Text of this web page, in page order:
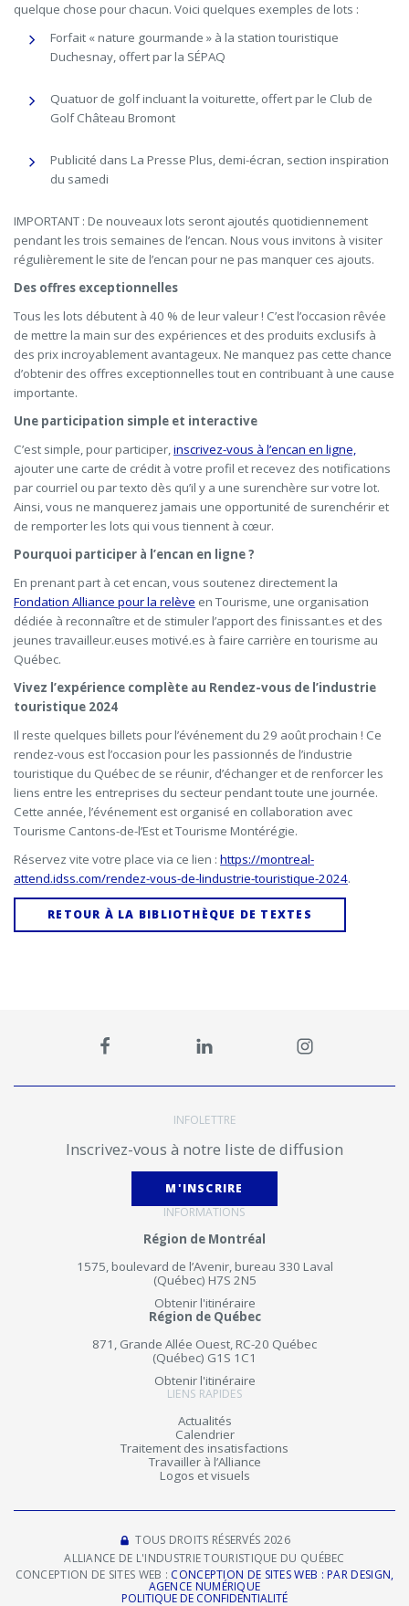
quelque chose pour chacun. Voici quelques exemples de lots :
Forfait « nature gourmande » à la station touristique
Duchesnay, offert par la SÉPAQ
Quatuor de golf incluant la voiturette, offert par le Club de
Golf Château Bromont
Publicité dans La Presse Plus, demi-écran, section inspiration
du samedi
IMPORTANT : De nouveaux lots seront ajoutés quotidiennement
pendant les trois semaines de l’encan. Nous vous invitons à visiter
régulièrement le site de l’encan pour ne pas manquer ces ajouts.
Des offres exceptionnelles
Tous les lots débutent à 40 % de leur valeur ! C’est l’occasion rêvée
de mettre la main sur des expériences et des produits exclusifs à
des prix incroyablement avantageux. Ne manquez pas cette chance
d’obtenir des offres exceptionnelles tout en contribuant à une cause
importante.
Une participation simple et interactive
C’est simple, pour participer,inscrivez-vous à l’encan en ligne,
ajouter une carte de crédit à votre profil et recevez des notifications
par courriel ou par texto dès qu’il y a une surenchère sur votre lot.
Ainsi, vous ne manquerez jamais une opportunité de surenchérir et
de remporter les lots qui vous tiennent à cœur.
Pourquoi participer à l’encan en ligne ?
En prenant part à cet encan, vous soutenez directement la
Fondation Alliance pour la relève en Tourisme, une organisation
dédiée à reconnaître et de stimuler l’apport des finissant.es et des
jeunes travailleur.euses motivé.es à faire carrière en tourisme au
Québec.
Vivez l’expérience complète au Rendez-vous de l’industrie
touristique 2024
Il reste quelques billets pour l’événement du 29 août prochain ! Ce
rendez-vous est l’occasion pour les passionnés de l’industrie
touristique du Québec de se réunir, d’échanger et de renforcer les
liens entre les entreprises du secteur pendant toute une journée.
Cette année, l’événement est organisé en collaboration avec
Tourisme Cantons-de-l’Est et Tourisme Montérégie.
Réservez vite votre place via ce lien : https://montreal-
attend.idss.com/rendez-vous-de-lindustrie-touristique-2024.
RETOUR À LA BIBLIOTHÈQUE DE TEXTES
INFOLETTRE
Inscrivez-vous à notre liste de diffusion
M'INSCRIRE
INFORMATIONS
Région de Montréal
1575, boulevard de l’Avenir, bureau 330 Laval
(Québec) H7S 2N5
Obtenir l'itinéraire
Région de Québec
871, Grande Allée Ouest, RC-20 Québec
(Québec) G1S 1C1
Obtenir l'itinéraire
LIENS RAPIDES
Actualités
Calendrier
Traitement des insatisfactions
Travailler à l’Alliance
Logos et visuels
TOUS DROITS RÉSERVÉS 2026
ALLIANCE DE L'INDUSTRIE TOURISTIQUE DU QUÉBEC
CONCEPTION DE SITES WEB : CONCEPTION DE SITES WEB : PAR DESIGN,
AGENCE NUMÉRIQUE
POLITIQUE DE CONFIDENTIALITÉ